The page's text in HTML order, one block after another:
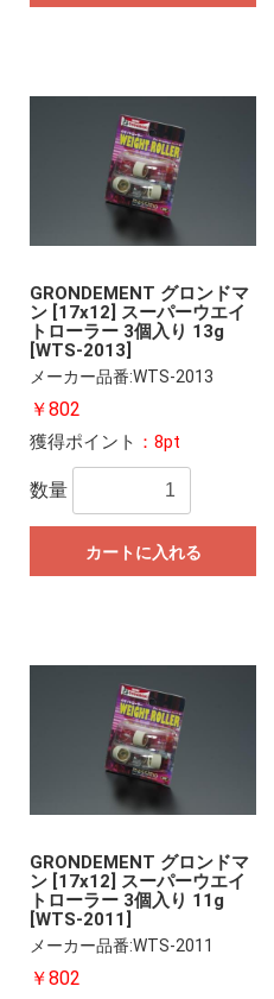
GRONDEMENT グロンドマ
ン [17x12] スーパーウエイ
トローラー 3個入り 13g
[WTS-2013]
メーカー品番:WTS-2013
￥802
獲得ポイント ：8pt
数量
カートに入れる
GRONDEMENT グロンドマ
ン [17x12] スーパーウエイ
トローラー 3個入り 11g
[WTS-2011]
メーカー品番:WTS-2011
￥802